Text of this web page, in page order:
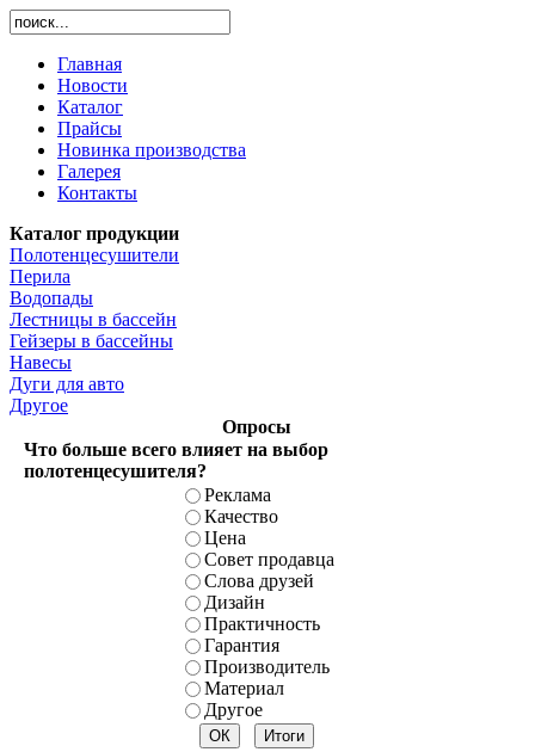
Главная
Новости
Каталог
Прайсы
Новинка производства
Галерея
Контакты
Каталог продукции
Полотенцесушители
Перила
Водопады
Лестницы в бассейн
Гейзеры в бассейны
Навесы
Дуги для авто
Другое
Опросы
Что больше всего влияет на выбор
полотенцесушителя?
Реклама
Качество
Цена
Совет продавца
Слова друзей
Дизайн
Практичность
Гарантия
Производитель
Материал
Другое